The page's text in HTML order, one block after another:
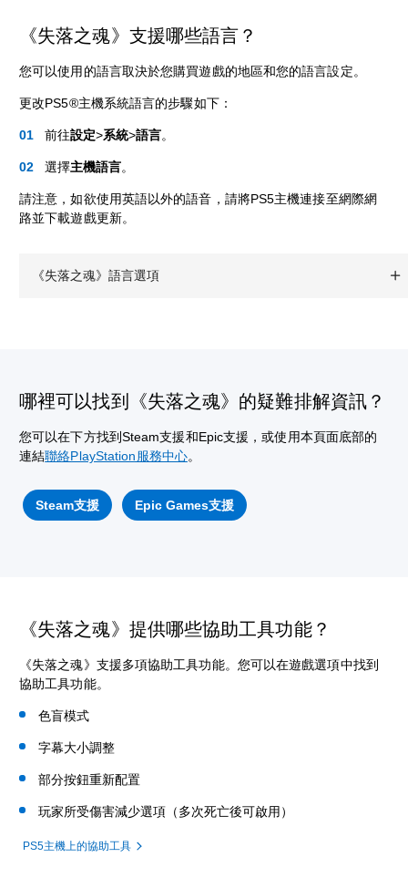
《失落之魂》支援哪些語言？
您可以使用的語言取決於您購買遊戲的地區和您的語言設定。
更改PS5®主機系統語言的步驟如下：
前往設定>系統>語言。
選擇主機語言。
請注意，如欲使用英語以外的語音，請將PS5主機連接至網際網
路並下載遊戲更新。
《失落之魂》語言選項
哪裡可以找到《失落之魂》的疑難排解資訊？
您可以在下方找到Steam支援和Epic支援，或使用本頁面底部的
連結聯絡PlayStation服務中心。
Steam支援 Epic Games支援
《失落之魂》提供哪些協助工具功能？
《失落之魂》支援多項協助工具功能。您可以在遊戲選項中找到
協助工具功能。
色盲模式
字幕大小調整
部分按鈕重新配置
玩家所受傷害減少選項（多次死亡後可啟用）
PS5主機上的協助工具